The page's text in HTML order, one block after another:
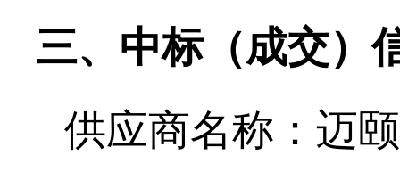
三、中标（成交）
供应商名称： 迈